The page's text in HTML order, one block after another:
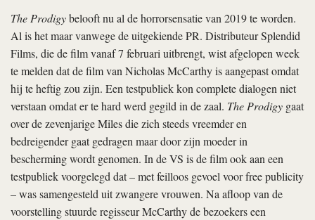
The Prodigybelooft nu al de horrorsensatie van 2019 te worden.
Al is het maar vanwege de uitgekiende PR. Distributeur Splendid
Films, die de film vanaf 7 februari uitbrengt, wist afgelopen week
te melden dat de film van Nicholas McCarthy is aangepast omdat
hij te heftig zou zijn. Een testpubliek kon complete dialogen niet
verstaan omdat er te hard werd gegild in de zaal. The Prodigy gaat
over de zevenjarige Miles die zich steeds vreemder en
bedreigender gaat gedragen maar door zijn moeder in
bescherming wordt genomen. In de VS is de film ook aan een
testpubliek voorgelegd dat – met feilloos gevoel voor free publicity
– was samengesteld uit zwangere vrouwen. Na afloop van de
voorstelling stuurde regisseur McCarthy de bezoekers een